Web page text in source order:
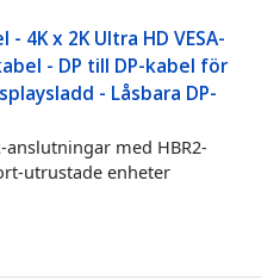
4K x 2K Ultra HD VESA-
- DP till DP-kabel för
- Låsbara DP-
med HBR2-
utrustade enheter